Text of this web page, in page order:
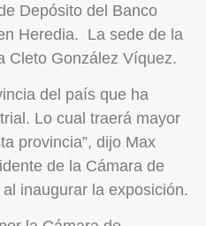
Depósito del Banco
Heredia. La sede de la
Cleto González Víquez.
del país que ha
Lo cual traerá mayor
provincia”, dijo Max
de la Cámara de
inaugurar la exposición.